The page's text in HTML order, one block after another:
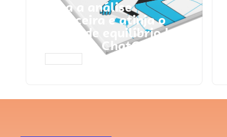
Faça a análise
financeira e atinja o
ponto de equilíbrio |
Prompts ChatGPT